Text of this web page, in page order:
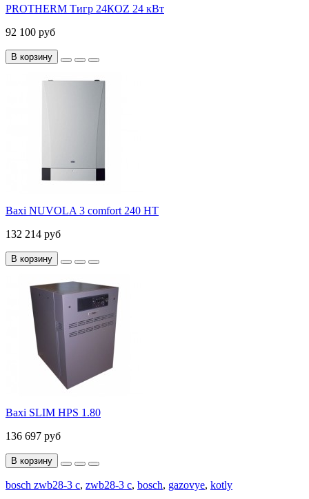
PROTHERM Тигр 24КOZ 24 кВт
92 100 руб
В корзину
Baxi NUVOLA 3 comfort 240 HT
132 214 руб
В корзину
Baxi SLIM HPS 1.80
136 697 руб
В корзину
bosch zwb28-3 c, zwb28-3 c, bosch, gazovye, kotly